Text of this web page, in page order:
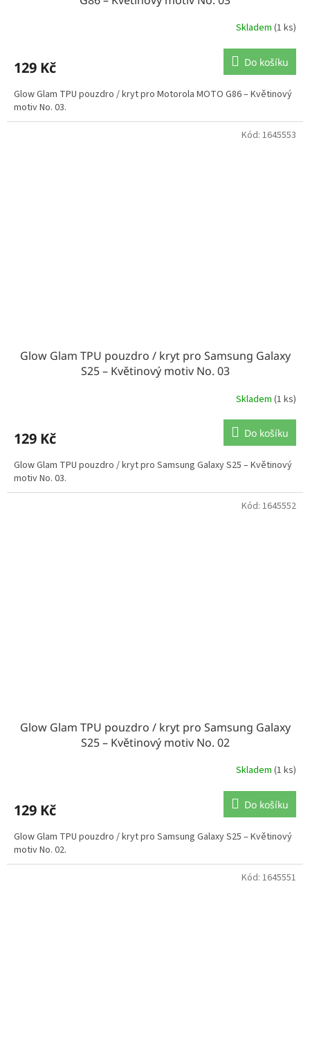
Skladem (1 ks)
129 Kč Do košíku
Glow Glam TPU pouzdro / kryt pro Motorola MOTO G86 – Květinový
motiv No. 03.
Glow Glam TPU pouzdro / kryt pro Samsung Galaxy
S25 – Květinový motiv No. 03
Skladem (1 ks)
129 Kč Do košíku
Glow Glam TPU pouzdro / kryt pro Samsung Galaxy S25 – Květinový
motiv No. 03.
Kód: 1645553
Glow Glam TPU pouzdro / kryt pro Samsung Galaxy
S25 – Květinový motiv No. 02
Skladem (1 ks)
129 Kč Do košíku
Glow Glam TPU pouzdro / kryt pro Samsung Galaxy S25 – Květinový
motiv No. 02.
Kód: 1645552
Kód: 1645551